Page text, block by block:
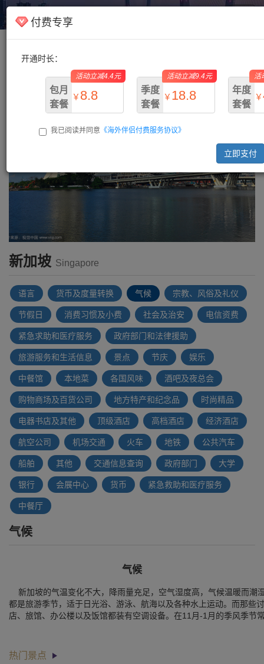
海外伴侣
付费专享
开通时长：
包月
套餐
￥ 8.8
￥13.2
活动立减4.4元
季度
套餐
￥ 18.8
￥28.2
活动立减9.4元
年度
套餐
￥
活
我已阅读并同意 《海外伴侣付费服务协议》
立即支付
主页/新加坡
新加坡 Singapore
语言 货币及度量转换 气候 宗教、风俗及礼仪
节假日 消费习惯及小费 社会及治安 电信资费
紧急求助和医疗服务 政府部门和法律援助
旅游服务和生活信息 景点 节庆 娱乐
中餐馆 本地菜 各国风味 酒吧及夜总会
购物商场及百货公司 地方特产和纪念品 时尚精品
电器书店及其他 顶级酒店 高档酒店 经济酒店
航空公司 机场交通 火车 地铁 公共汽车
船舶 其他 交通信息查询 政府部门 大学
银行 会展中心 货币 紧急救助和医疗服务
中餐厅
气候
气候
新加坡的气温变化不大，降雨量充足，空气湿度高，气候温暖而潮
都是旅游季节，适于日光浴、游泳、航海以及各种水上运动。而那些
店、旅馆、办公楼以及饭馆都装有空调设备。在11月-1月的季风季节
热门景点